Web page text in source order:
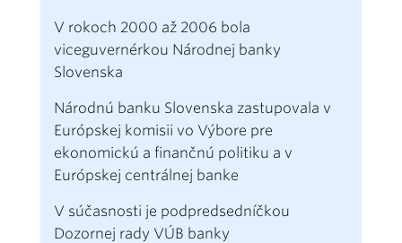
V rokoch 2000 až 2006 bola
viceguvernérkou Národnej banky
Slovenska
Národnú banku Slovenska zastupovala v
Európskej komisii vo Výbore pre
ekonomickú a finančnú politiku a v
Európskej centrálnej banke
V súčasnosti je podpredsedníčkou
Dozornej rady VÚB banky